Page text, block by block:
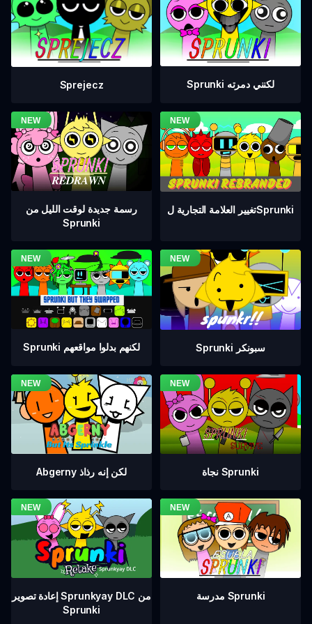
Sprejecz Sprunki لكنني دمرته
رسمة جديدة لوقت الليل من
Sprunki
تغيير العلامة التجارية لSprunki
Sprunki لكنهم بدلوا مواقعهم Sprunki سبونكر
Abgerny لكن إنه رذاذ نجاة Sprunki
إعادة تصوير Sprunkyay DLC من
Sprunki
مدرسة Sprunki